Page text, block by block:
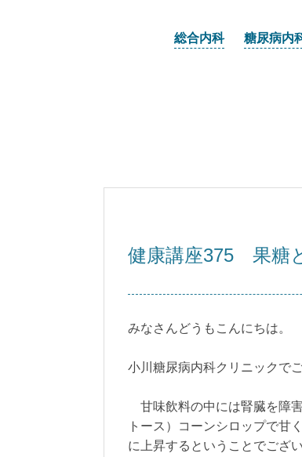
総合内科 糖尿病内
健康講座375 果糖
みなさんどうもこんにちは。
小川糖尿病内科クリニックで
甘味飲料の中には腎臓を障
トース）コーンシロップで甘
に上昇するということでござ